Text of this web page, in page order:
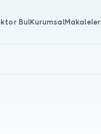
BulKurumsalMakaleler